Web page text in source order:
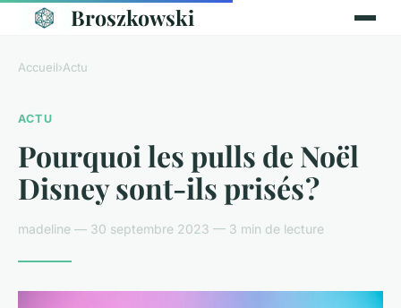
Broszkowski
Accueil›Actu
ACTU
Pourquoi les pulls de Noël
Disney sont-ils prisés ?
madeline — 30 septembre 2023 — 3 min de lecture